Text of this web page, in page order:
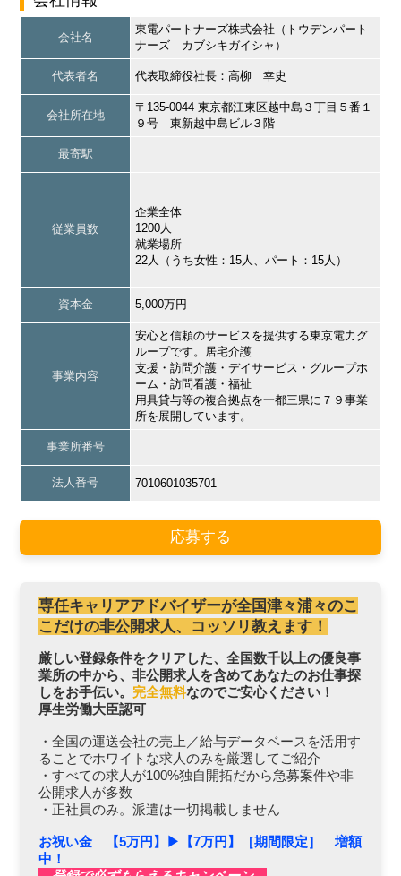
会社名
東電パートナーズ株式会社（トウデンパート
ナーズ カブシキガイシャ）
代表者名 代表取締役社長：高柳 幸史
会社所在地
〒135-0044 東京都江東区越中島３丁目５番１
９号 東新越中島ビル３階
最寄駅
従業員数
企業全体
1200人
就業場所
22人（うち女性：15人、パート：15人）
資本金 5,000万円
事業内容
安心と信頼のサービスを提供する東京電力グ
ループです。居宅介護
支援・訪問介護・デイサービス・グループホ
ーム・訪問看護・福祉
用具貸与等の複合拠点を一都三県に７９事業
所を展開しています。
事業所番号
法人番号 7010601035701
応募する
専任キャリアアドバイザーが全国津々浦々のこ
こだけの非公開求人、コッソリ教えます！
厳しい登録条件をクリアした、全国数千以上の優良事
業所の中から、非公開求人を含めてあなたのお仕事探
しをお手伝い。 完全無料なのでご安心ください！
厚生労働大臣認可
・全国の運送会社の売上／給与データベースを活用す
ることでホワイトな求人のみを厳選してご紹介
・すべての求人が100%独自開拓だから急募案件や非
公開求人が多数
・正社員のみ。派遣は一切掲載しません
お祝い金 【5万円】▶︎【7万円】［期間限定］ 増額
中！